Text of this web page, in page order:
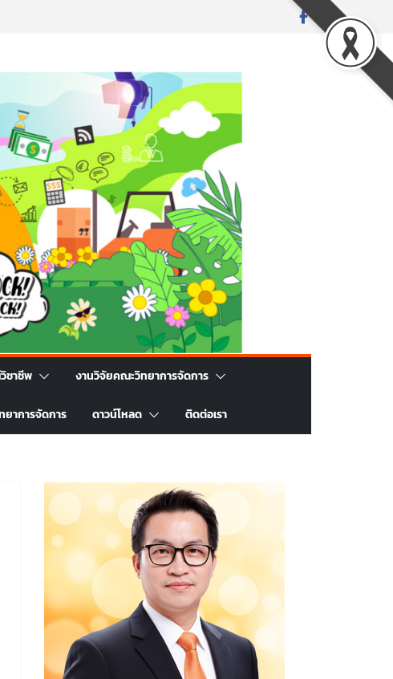
ชาชีพ งานวิจัยคณะวิทยาการจัดการ
ยาการจัดการ ดาวน์โหลด ติดต่อเรา